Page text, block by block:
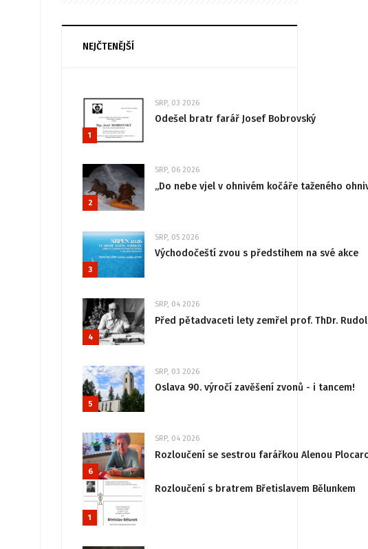
NEJČTENĚJŠÍ
1
SRP, 03 2026
Odešel bratr farář Josef Bobrovský
2
SRP, 06 2026
„Do nebe vjel v ohnivém kočáře taženého
3
SRP, 05 2026
Východočeští zvou s předstihem na své akce
4
SRP, 04 2026
Před pětadvaceti lety zemřel prof. ThDr.
5
SRP, 03 2026
Oslava 90. výročí zavěšení zvonů - i tancem!
6
SRP, 04 2026
Rozloučení se sestrou farářkou Alenou
1
Rozloučení s bratrem Břetislavem Bělunkem